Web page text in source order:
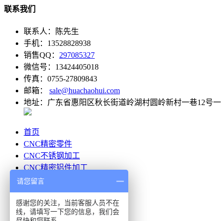
联系我们
联系人：陈先生
手机：13528828938
销售QQ： 297085327
微信号：13424405018
传真：0755-27809843
邮箱： sale@huachaohui.com
地址：广东省惠阳区秋长街道岭湖村圆岭新村一巷12号
首页
CNC精密零件
CNC不锈钢加工
CNC精密铝件加工
CNC精密塑胶加工
客户案例
公司简介
联系我们
请您留言
感谢您的关注，当前客服人员不在
线，请填写一下您的信息，我们会